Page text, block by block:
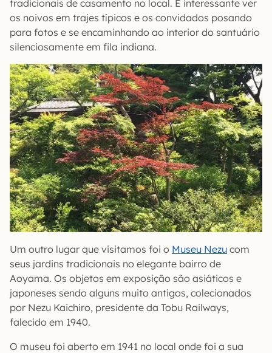
tradicionais de casamento no local. É interessante ver
os noivos em trajes típicos e os convidados posando
para fotos e se encaminhando ao interior do santuário
silenciosamente em fila indiana.
Um outro lugar que visitamos foi o Museu Nezu com
seus jardins tradicionais no elegante bairro de
Aoyama. Os objetos em exposição são asiáticos e
japoneses sendo alguns muito antigos, colecionados
por Nezu Kaichiro, presidente da Tobu Railways,
falecido em 1940.
O museu foi aberto em 1941 no local onde foi a sua